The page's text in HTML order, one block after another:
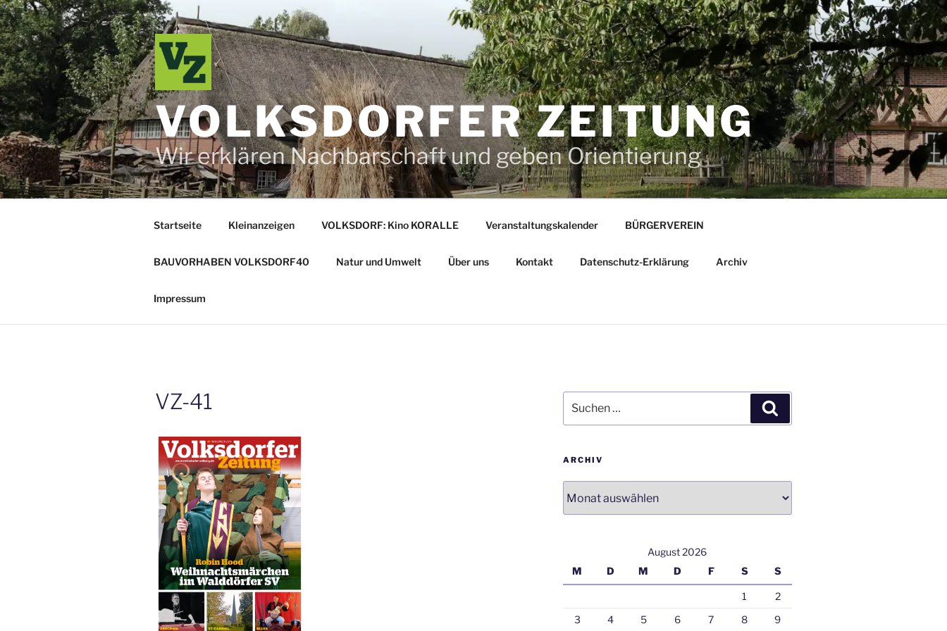
Zum
Inhalt
springen
VOLKSDORFER ZEITUNG
Wir erklären Nachbarschaft und geben Orientierung
Startseite Kleinanzeigen VOLKSDORF: Kino KORALLE Veranstaltungskalender BÜRGERVEREIN
BAUVORHABEN VOLKSDORF40 Natur und Umwelt Über uns Kontakt Datenschutz-Erklärung Archiv
Impressum
VZ-41
nach:
ARCHIV
August 2026
M
D M D F S S
1
2
3
4 5 6 7 8 9